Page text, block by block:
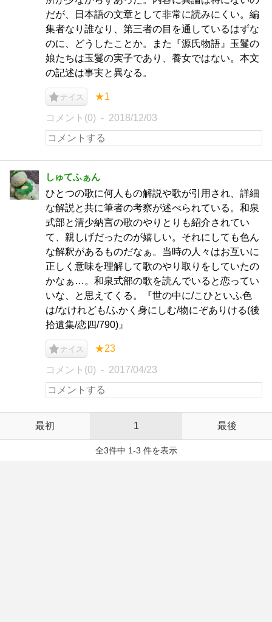
だが、日本語の文章として非常に読みにくい。編
集者なり誰なり、第三者の目を通しているはずな
のに、どうしたことか。また『源氏物語』玉鬘の
娘たちは玉鬘の実子であり、養女ではない。本文
の記述は事実と異なる。
ナイス ★1
コメント(0) 2018/12/03
しゅてふぁん
ひとつの歌に何人もの解説や歌が引用され、詳細
な解説と共に筆者の考察が述べられている。和泉
式部と清少納言の歌のやりとりも紹介されてい
て、親しげだったのが嬉しい。それにしても色ん
な解釈があるものだなぁ。当時の人々はお互いに
正しく意味を理解して歌のやり取りをしていたの
かなぁ…。和泉式部の歌を読んでいると恋ってい
いな、と思えてくる。『世の中に/こひといふ色
は/なけれども/ふかく身にしむ/物にぞありける(後
拾遺集/恋四/790)』
ナイス ★23
コメント(0) 2017/04/23
最初 1 最後
全3件中 1-3 件を表示